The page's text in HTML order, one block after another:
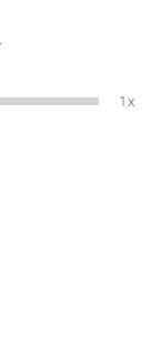
1x